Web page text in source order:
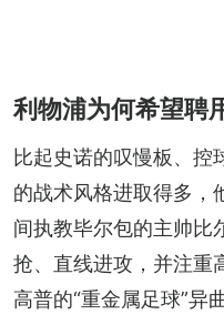
利物浦为何希望聘
比起史诺的叹慢板、控
的战术风格进取得多，
间执教毕尔包的主帅比
抢、直线进攻，并注重
高普的“重金属足球”异